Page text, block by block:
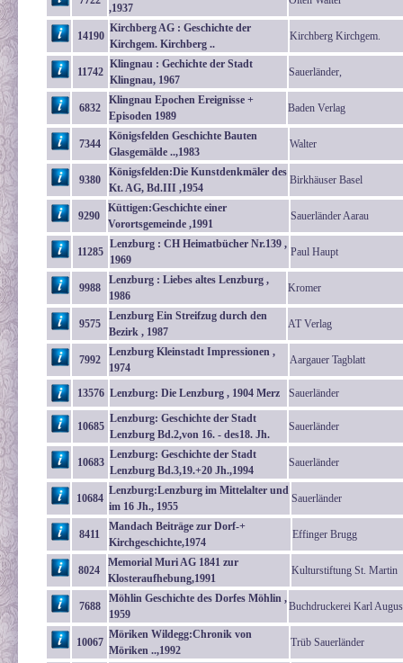
,1937
14190
Kirchberg AG : Geschichte der
Kirchgem. Kirchberg ..
Kirchberg Kirchgem.
11742
Klingnau : Gechichte der Stadt
Klingnau, 1967
Sauerländer,
6832
Klingnau Epochen Ereignisse +
Episoden 1989
Baden Verlag
7344
Königsfelden Geschichte Bauten
Glasgemälde ..,1983
Walter
9380
Königsfelden:Die Kunstdenkmäler des
Kt. AG, Bd.III ,1954
Birkhäuser Basel
9290
Küttigen:Geschichte einer
Vorortsgemeinde ,1991
Sauerländer Aarau
11285
Lenzburg : CH Heimatbücher Nr.139 ,
1969
Paul Haupt
9988
Lenzburg : Liebes altes Lenzburg ,
1986
Kromer
9575
Lenzburg Ein Streifzug durch den
Bezirk , 1987
AT Verlag
7992
Lenzburg Kleinstadt Impressionen ,
1974
Aargauer Tagblatt
13576 Lenzburg: Die Lenzburg , 1904 Merz Sauerländer
10685
Lenzburg: Geschichte der Stadt
Lenzburg Bd.2,von 16. - des18. Jh.
Sauerländer
10683
Lenzburg: Geschichte der Stadt
Lenzburg Bd.3,19.+20 Jh.,1994
Sauerländer
10684
Lenzburg:Lenzburg im Mittelalter und
im 16 Jh., 1955
Sauerländer
8411
Mandach Beiträge zur Dorf-+
Kirchgeschichte,1974
Effinger Brugg
8024
Memorial Muri AG 1841 zur
Klosteraufhebung,1991
Kulturstiftung St. Martin
7688
Möhlin Geschichte des Dorfes Möhlin ,
1959
Buchdruckerei Karl
10067
Möriken Wildegg:Chronik von
Möriken ..,1992
Trüb Sauerländer